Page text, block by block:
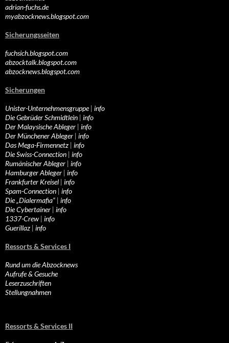
adrian-fuchs.de
myabzocknews.blogspot.com
Sicherungsseiten
fuchsich.blogspot.com
abzocktalk.blogspot.com
abzocknews.blogspot.com
Sicherungen
Unister-Unternehmensgruppe| info
Die Gebrüder Schmidtlein | info
Der Malaysische Ableger | info
Der Münchener Ableger | info
Das Mega-Firmennetz | info
Die Swiss-Connection | info
Rumänischer Ableger | info
Hamburger Ableger | info
Frankfurter Kreisel | info
Spam-Connection | info
Die „Dialermafia“ | info
Die Cybertainer | info
1337-Crew | info
Guerillaz | info
Ressorts & Services I
Rund um die Abzocknews
Aufrufe & Gesuche
Leserzuschriften
Stellungnahmen
Ressorts & Services II